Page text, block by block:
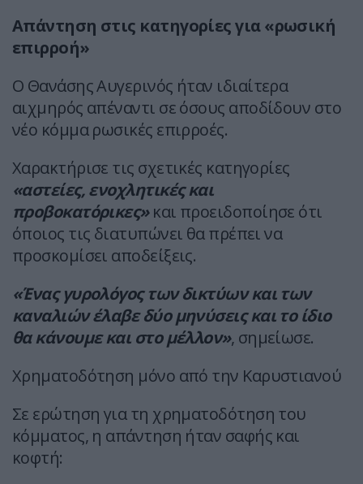
Απάντηση στις κατηγορίες για «ρωσική
επιρροή»
Ο Θανάσης Αυγερινός ήταν ιδιαίτερα
αιχμηρός απέναντι σε όσους αποδίδουν στο
νέο κόμμα ρωσικές επιρροές.
Χαρακτήρισε τις σχετικές κατηγορίες
«αστείες, ενοχλητικές και
προβοκατόρικες» και προειδοποίησε ότι
όποιος τις διατυπώνει θα πρέπει να
προσκομίσει αποδείξεις.
«Ένας γυρολόγος των δικτύων και των
καναλιών έλαβε δύο μηνύσεις και το ίδιο
θα κάνουμε και στο μέλλον», σημείωσε.
Χρηματοδότηση μόνο από την Καρυστιανού
Σε ερώτηση για τη χρηματοδότηση του
κόμματος, η απάντηση ήταν σαφής και
κοφτή: